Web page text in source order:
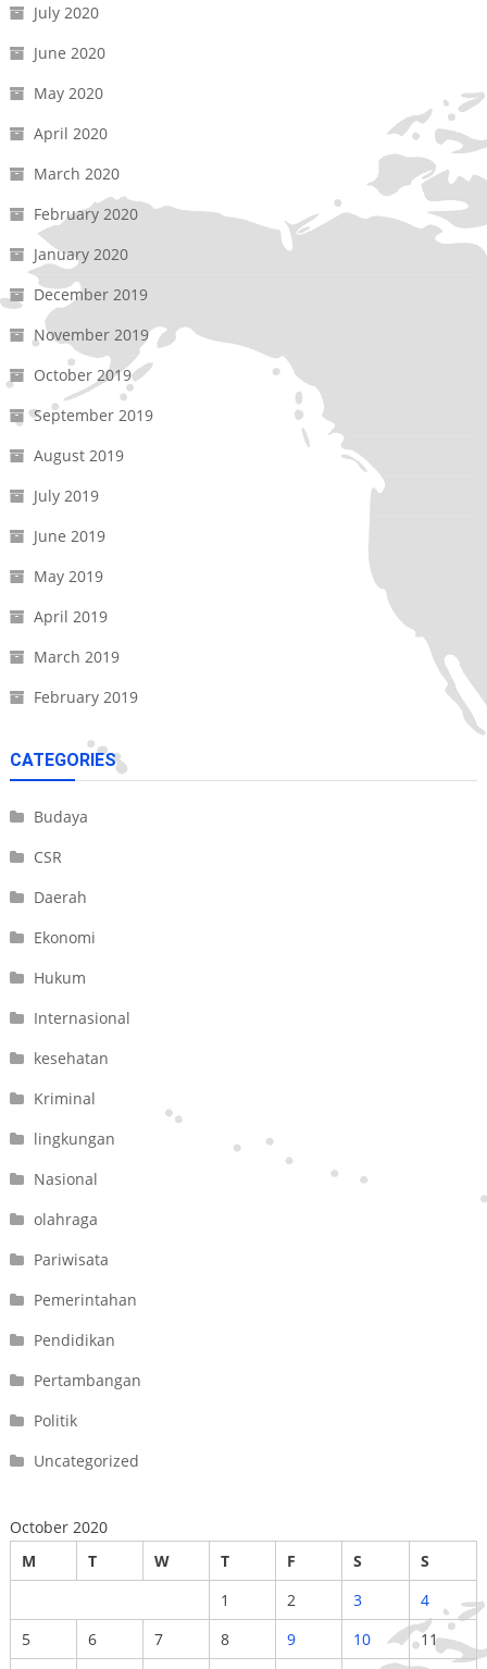
July 2020
June 2020
May 2020
April 2020
March 2020
February 2020
January 2020
December 2019
November 2019
October 2019
September 2019
August 2019
July 2019
June 2019
May 2019
April 2019
March 2019
February 2019
CATEGORIES
Budaya
CSR
Daerah
Ekonomi
Hukum
Internasional
kesehatan
Kriminal
lingkungan
Nasional
olahraga
Pariwisata
Pemerintahan
Pendidikan
Pertambangan
Politik
Uncategorized
October 2020
M
T W T F S
S
1
2 3
4
5
6 7 8 9 10
11